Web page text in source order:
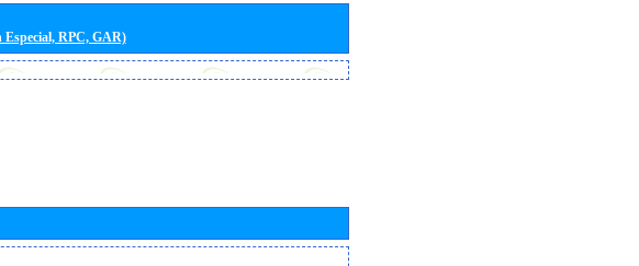
Especial, RPC, GAR)